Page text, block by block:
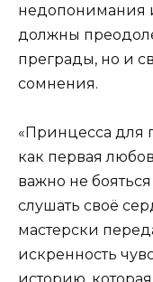
недопонимания
должны
преграды, но и
сомнения.
«Принцесса для
как первая
важно не
слушать своё
мастерски
искренность